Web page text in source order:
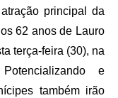
principal da
62 anos de Lauro
terça-feira (30), na
e
também irão